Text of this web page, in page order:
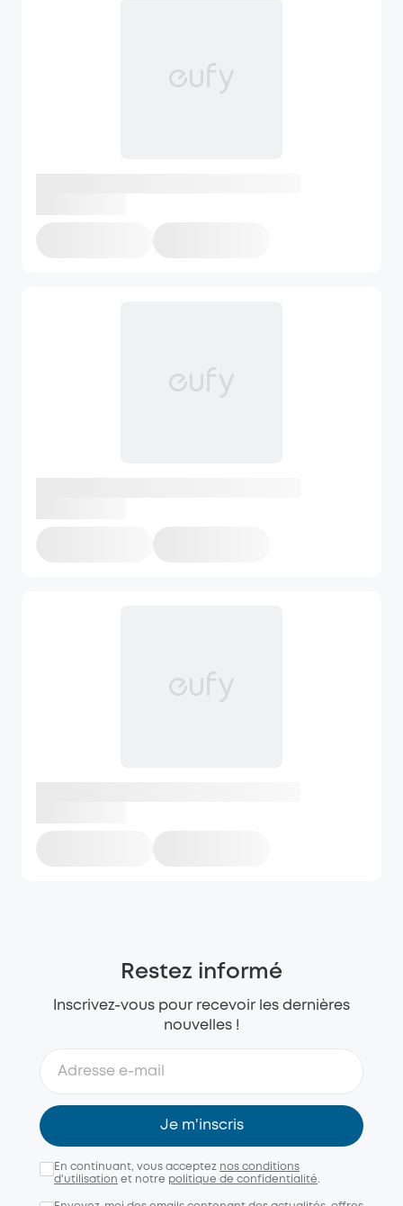
Restez informé
Inscrivez-vous pour recevoir les dernières
nouvelles !
Je m'inscris
En continuant, vous acceptez nos conditions
d'utilisation et notre politique de confidentialité.